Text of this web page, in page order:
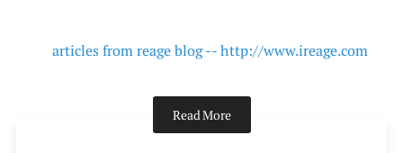
articles from reage blog -- http://www.ireage.com
Read More